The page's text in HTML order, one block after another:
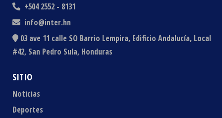
+504 2552 - 8131
info@inter.hn
03 ave 11 calle SO Barrio Lempira, Edificio Andalucía, Local
#42, San Pedro Sula, Honduras
SITIO
Noticias
Deportes